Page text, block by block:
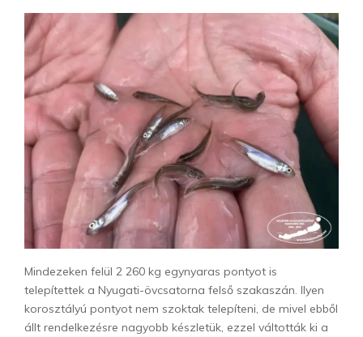
Mindezeken felül 2 260 kg egynyaras pontyot is
telepítettek a Nyugati-övcsatorna felső szakaszán. Ilyen
korosztályú pontyot nem szoktak telepíteni, de mivel ebből
állt rendelkezésre nagyobb készletük, ezzel váltották ki a